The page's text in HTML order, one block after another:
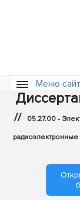
Меню
// 05.27.00 -